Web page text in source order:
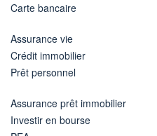
Carte bancaire
Assurance vie
Crédit immobilier
Prêt personnel
Assurance prêt immobilier
Investir en bourse